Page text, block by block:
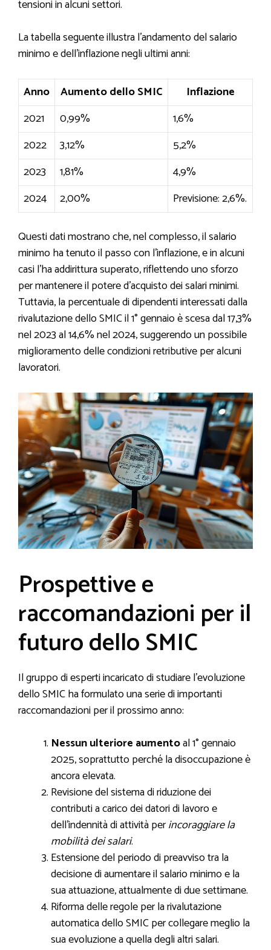
tensioni in alcuni settori.
La tabella seguente illustra l’andamento del salario
minimo e dell’inflazione negli ultimi anni:
Anno Aumento dello SMIC
Inflazione
2021
0,99%
1,6%
2022
3,12%
5,2%
2023
1,81%
4,9%
2024
2,00% Previsione: 2,6%.
Questi dati mostrano che, nel complesso, il salario
minimo ha tenuto il passo con l’inflazione, e in alcuni
casi l’ha addirittura superato, riflettendo uno sforzo
per mantenere il potere d’acquisto dei salari minimi.
Tuttavia, la percentuale di dipendenti interessati dalla
rivalutazione dello SMIC il 1° gennaio è scesa dal 17,3%
nel 2023 al 14,6% nel 2024, suggerendo un possibile
miglioramento delle condizioni retributive per alcuni
lavoratori.
Prospettive e
raccomandazioni per il
futuro dello SMIC
Il gruppo di esperti incaricato di studiare l’evoluzione
dello SMIC ha formulato una serie di importanti
raccomandazioni per il prossimo anno:
Nessun ulteriore aumentoal 1° gennaio
2025, soprattutto perché la disoccupazione è
ancora elevata.
Revisione del sistema di riduzione dei
contributi a carico dei datori di lavoro e
dell’indennità di attività perincoraggiare la
mobilità dei salari.
Estensione del periodo di preavviso tra la
decisione di aumentare il salario minimo e la
sua attuazione, attualmente di due settimane.
Riforma delle regole per la rivalutazione
automatica dello SMIC per collegare meglio la
sua evoluzione a quella degli altri salari.